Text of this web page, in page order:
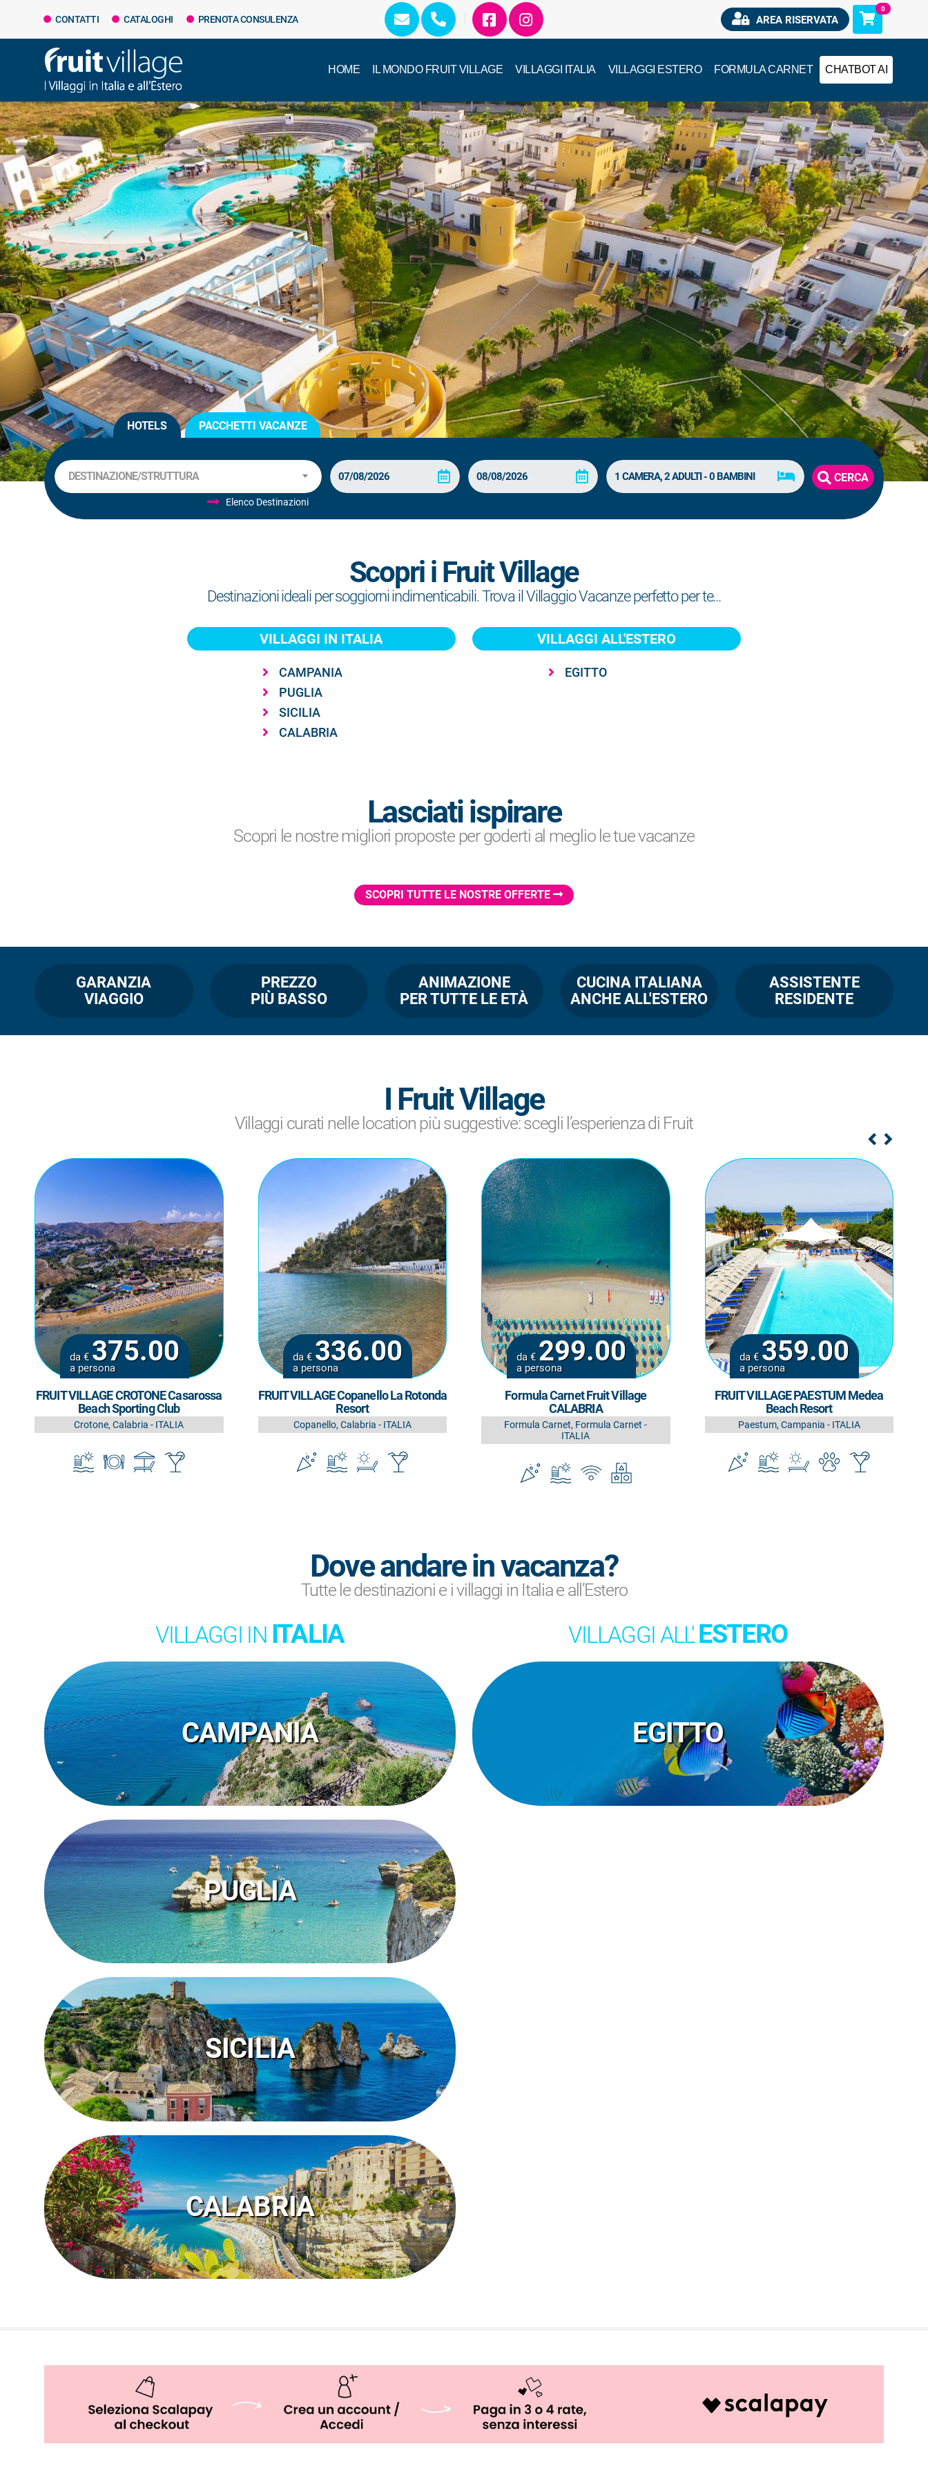
CONTATTI CATALOGHI PRENOTA CONSULENZA AREA RISERVATA
0
HOME IL MONDO FRUIT VILLAGE VILLAGGI ITALIA VILLAGGI ESTERO FORMULA CARNET CHATBOT AI
HOTELS PACCHETTI VACANZE
DESTINAZIONE/STRUTTURA
Elenco Destinazioni
CERCA
Scopri i Fruit Village
Destinazioni ideali per soggiorni indimenticabili. Trova il Villaggio Vacanze perfetto per te...
VILLAGGI IN ITALIA
CAMPANIA
PUGLIA
SICILIA
CALABRIA
VILLAGGI ALL'ESTERO
EGITTO
Lasciati ispirare
Scopri le nostre migliori proposte per goderti al meglio le tue vacanze
SCOPRI TUTTE LE NOSTRE OFFERTE
GARANZIA
VIAGGIO
PREZZO
PIÙ BASSO
ANIMAZIONE
PER TUTTE LE ETÀ
CUCINA ITALIANA
ANCHE ALL'ESTERO
ASSISTENTE
RESIDENTE
I Fruit Village
Villaggi curati nelle location più suggestive: scegli l’esperienza di Fruit
da € 375.00
a persona
FRUIT VILLAGE CROTONE Casarossa
Beach Sporting Club
Crotone, Calabria - ITALIA
da € 336.00
a persona
FRUIT VILLAGE Copanello La Rotonda
Resort
Copanello, Calabria - ITALIA
da € 299.00
a persona
Formula Carnet Fruit Village
CALABRIA
Formula Carnet, Formula Carnet -
ITALIA
da € 359.00
a persona
FRUIT VILLAGE PAESTUM Medea
Beach Resort
Paestum, Campania - ITALIA
Dove andare in vacanza?
Tutte le destinazioni e i villaggi in Italia e all’Estero
VILLAGGI IN ITALIA
CAMPANIA
SCOPRI I FRUIT VILLAGE IN CAMPANIA
PUGLIA
SCOPRI I FRUIT VILLAGE IN PUGLIA
SICILIA
SCOPRI I FRUIT VILLAGE IN SICILIA
CALABRIA
VILLAGGI ALL'ESTERO
EGITTO